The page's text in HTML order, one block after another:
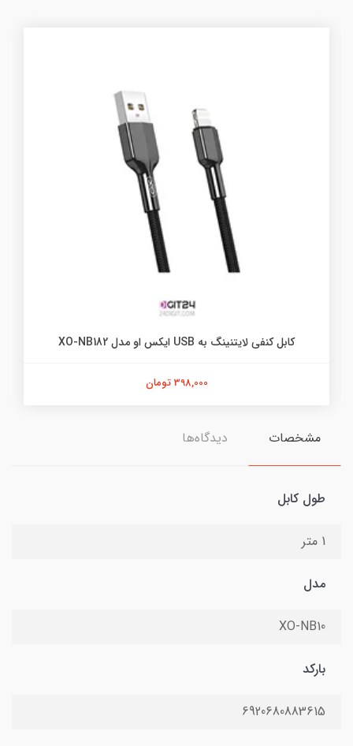
کابل کنفی لایتنینگ به USB ایکس او مدل XO-NB182
398,000 تومان
مشخصات دیدگاه‌ها
طول کابل
1 متر
مدل
XO-NB10
بارکد
6920680883615